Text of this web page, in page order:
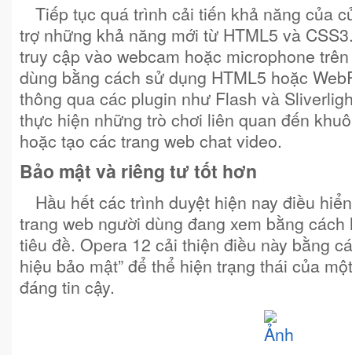
Tiếp tục quá trình cải tiến khả năng của
trợ những khả năng mới từ HTML5 và
truy cập vào webcam hoặc microphone
dùng bằng cách sử dụng HTML5 hoặc
thông qua các plugin như Flash và
thực hiện những trò chơi liên quan đến
hoặc tạo các trang web chat video.
Bảo mật và riêng tư tốt hơn
Hầu hết các trình duyệt hiện nay điều
trang web người dùng đang xem bằng
tiêu đề. Opera 12 cải thiện điều này bằng
hiệu bảo mật” để thể hiện trạng thái của
đáng tin cậy.